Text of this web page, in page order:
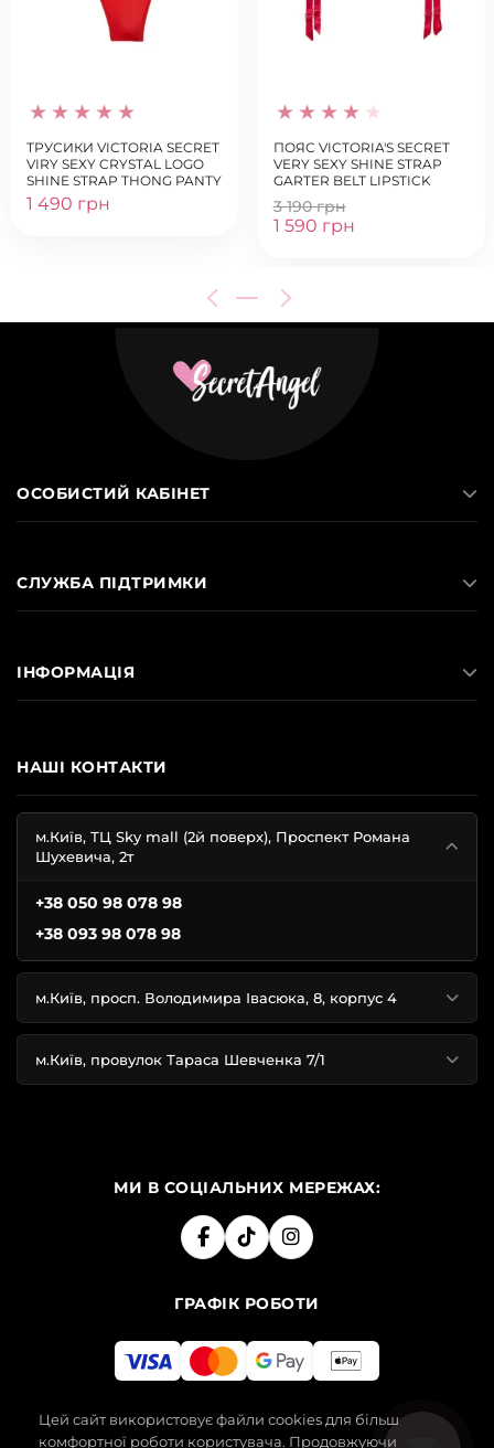
ТРУСИКИ VICTORIA SECRET
VIRY SEXY CRYSTAL LOGO
SHINE STRAP THONG PANTY
LIPSTICK
1 490 грн
ПОЯС VICTORIA'S SECRET
VERY SEXY SHINE STRAP
GARTER BELT LIPSTICK
3 190 грн
1 590 грн
НАШІ КОНТАКТИ
м.Київ, ТЦ Sky mall (2й поверх), Проспект Романа
Шухевича, 2т
+38 050 98 078 98
+38 093 98 078 98
м.Київ, просп. Володимира Івасюка, 8, корпус 4
м.Київ, провулок Тараса Шевченка 7/1
ОСОБИСТИЙ КАБІНЕТ
СЛУЖБА ПІДТРИМКИ
ІНФОРМАЦІЯ
МИ В СОЦІАЛЬНИХ МЕРЕЖАХ:
ГРАФІК РОБОТИ
Цей сайт використовує файли cookies для більш
комфортної роботи користувача. Продовжуючи